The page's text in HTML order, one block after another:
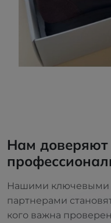
Нам доверяют
Нашими ключевыми
партнерами
кого важна